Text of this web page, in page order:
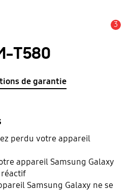
3
T580
de garantie
perdu votre appareil
appareil Samsung Galaxy
Samsung Galaxy ne se